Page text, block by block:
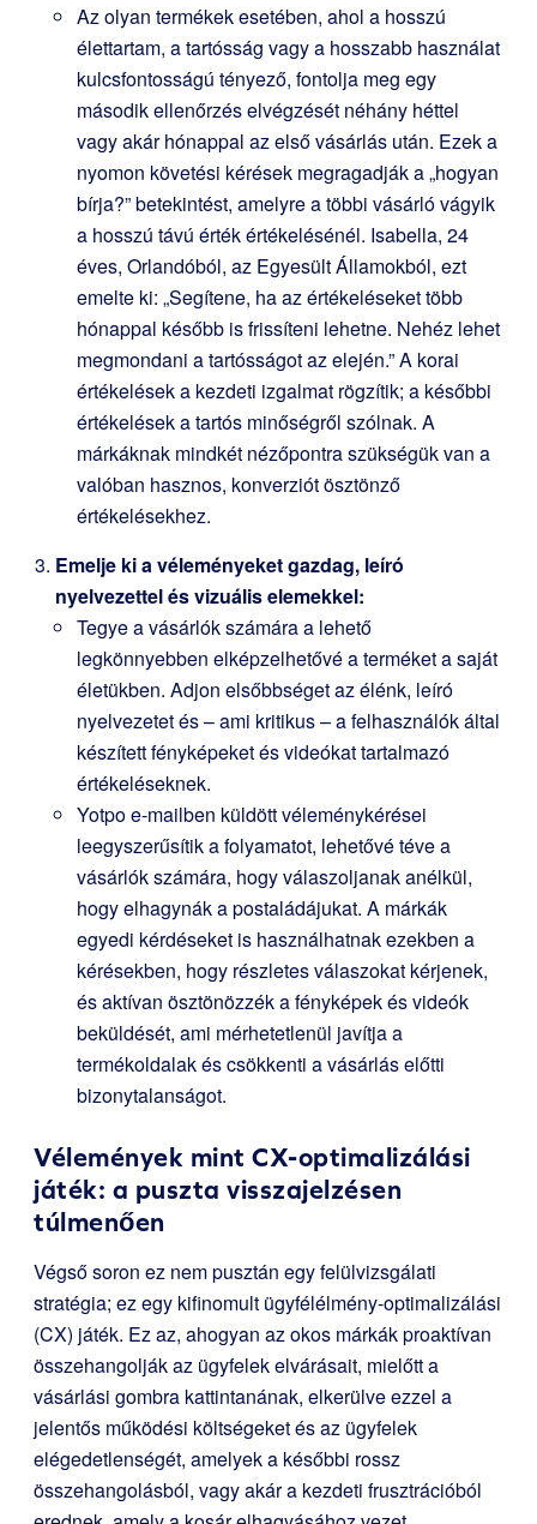
Az olyan termékek esetében, ahol a hosszú
élettartam, a tartósság vagy a hosszabb használat
kulcsfontosságú tényező, fontolja meg egy
második ellenőrzés elvégzését néhány héttel
vagy akár hónappal az első vásárlás után. Ezek a
nyomon követési kérések megragadják a „hogyan
bírja?” betekintést, amelyre a többi vásárló vágyik
a hosszú távú érték értékelésénél. Isabella, 24
éves, Orlandóból, az Egyesült Államokból, ezt
emelte ki: „Segítene, ha az értékeléseket több
hónappal később is frissíteni lehetne. Nehéz lehet
megmondani a tartósságot az elején.” A korai
értékelések a kezdeti izgalmat rögzítik; a későbbi
értékelések a tartós minőségről szólnak. A
márkáknak mindkét nézőpontra szükségük van a
valóban hasznos, konverziót ösztönző
értékelésekhez.
Emelje ki a véleményeket gazdag, leíró
nyelvezettel és vizuális elemekkel:
Tegye a vásárlók számára a lehető
legkönnyebben elképzelhetővé a terméket a saját
életükben. Adjon elsőbbséget az élénk, leíró
nyelvezetet és – ami kritikus – a felhasználók által
készített fényképeket és videókat tartalmazó
értékeléseknek.
Yotpo e-mailben küldött véleménykérései
leegyszerűsítik a folyamatot, lehetővé téve a
vásárlók számára, hogy válaszoljanak anélkül,
hogy elhagynák a postaládájukat. A márkák
egyedi kérdéseket is használhatnak ezekben a
kérésekben, hogy részletes válaszokat kérjenek,
és aktívan ösztönözzék a fényképek és videók
beküldését, ami mérhetetlenül javítja a
termékoldalak és csökkenti a vásárlás előtti
bizonytalanságot.
Vélemények mint CX-optimalizálási
játék: a puszta visszajelzésen
túlmenően
Végső soron ez nem pusztán egy felülvizsgálati
stratégia; ez egy kifinomult ügyfélélmény-optimalizálási
(CX) játék. Ez az, ahogyan az okos márkák proaktívan
összehangolják az ügyfelek elvárásait, mielőtt a
vásárlási gombra kattintanának, elkerülve ezzel a
jelentős működési költségeket és az ügyfelek
elégedetlenségét, amelyek a későbbi rossz
összehangolásból, vagy akár a kezdeti frusztrációból